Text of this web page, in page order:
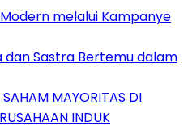
melalui Kampanye
dan Sastra Bertemu dalam
MAYORITAS DI
INDUK